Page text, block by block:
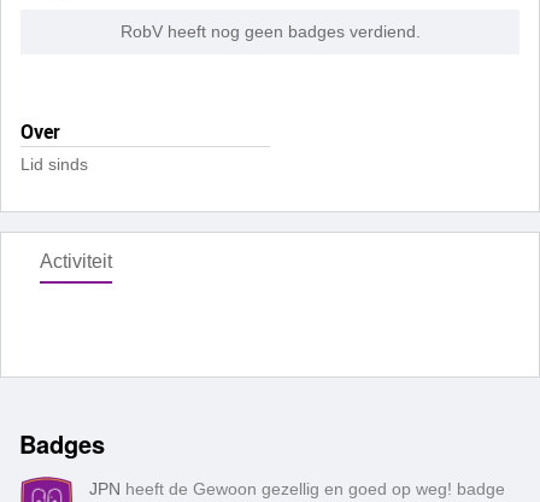
RobV heeft nog geen badges verdiend.
Over
Lid sinds
Activiteit
Badges
JPN heeft de Gewoon gezellig en goed op weg! badge